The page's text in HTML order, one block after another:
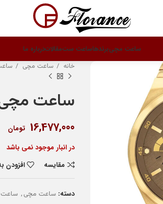
ساعت مچیبرندهاساعت ستمقالاتدرباره ما
خانه ساعت مچی
ساعت مچی
16,477,000 تومان
در انبار موجود نمی باشد
مقایسه
افزودن
دسته: ساعت مچی, ساعت